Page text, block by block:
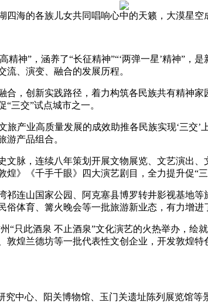
海的各族儿女共同唱响心中的天籁，大漠星
神”，涵养了“长征精神”“‘两弹一星’精神”，
、演变、融合的发展历程。
创新实践路径，着力构筑各民族共有精神家
三交”试点城市之一。
产业高质量发展的成效助推各民族实现‘三交’
游产品组合。
，连续八年策划开展文物展览、文艺演出、
》《千手千眼》四大演艺剧目，全力提升促“三
山国家公园、阿克塞县博罗转井影视基地等
体育、篝火晚会等一批旅游新业态，有力增进
此酒泉 不止酒泉”文化演艺的火热举办，绘
煌兰德坊等一批代表性文创企业，开发敦煌
心、阳关博物馆、玉门关遗址陈列展览馆等